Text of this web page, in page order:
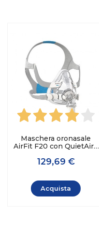
Maschera oronasale
AirFit F20 con QuietAir -
129,69 €
Acquista